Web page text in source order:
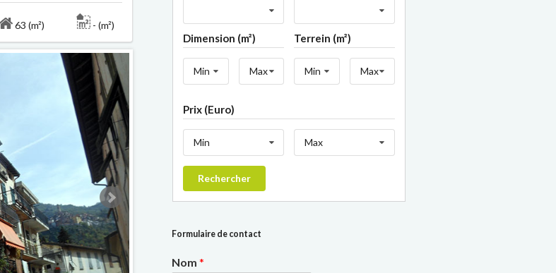
63 (m²) - (m²)
Dimension (m²)
Min Max
Terrein (m²)
Min Max
Prix (Euro)
Min Max
Rechercher
Formulaire de contact
Nom*